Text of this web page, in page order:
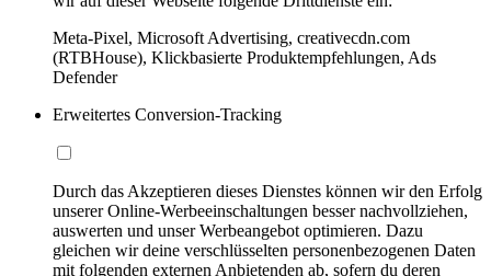
Meta-Pixel, Microsoft Advertising, creativecdn.com
(RTBHouse), Klickbasierte Produktempfehlungen, Ads
Defender
Erweitertes Conversion-Tracking
Durch das Akzeptieren dieses Dienstes können wir den Erfolg
unserer Online-Werbeeinschaltungen besser nachvollziehen,
auswerten und unser Werbeangebot optimieren. Dazu
gleichen wir deine verschlüsselten personenbezogenen Daten
mit folgenden externen Anbietenden ab, sofern du deren